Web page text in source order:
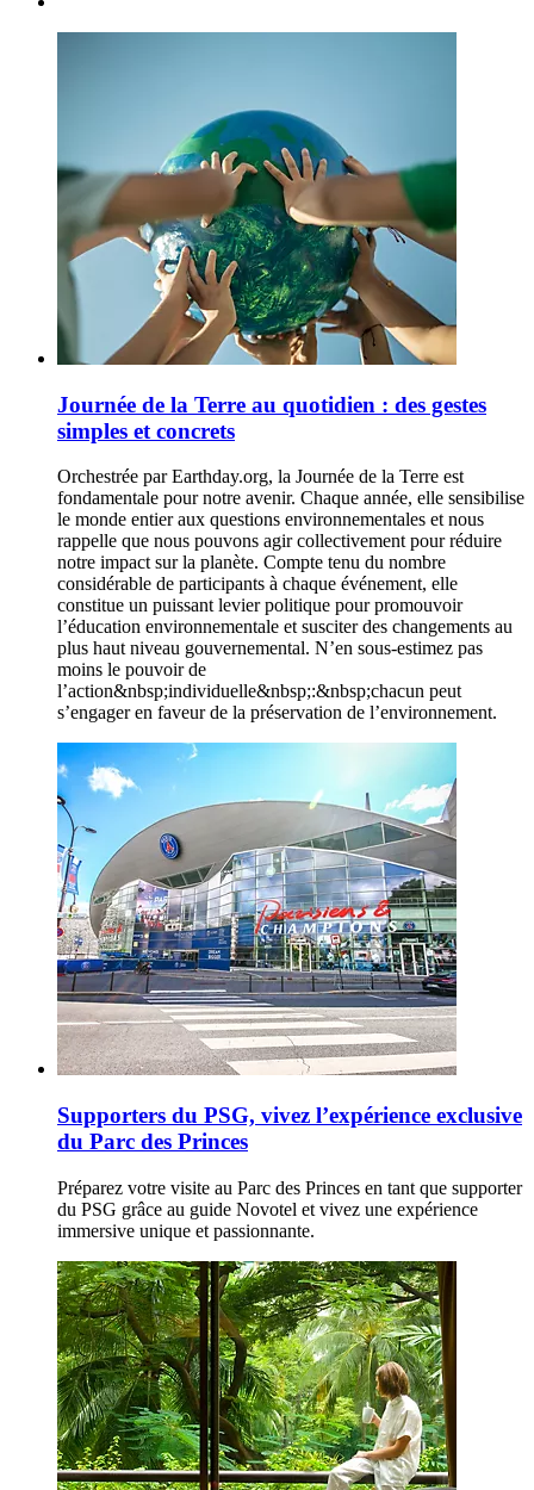
Journée de la Terre au quotidien : des gestes
simples et concrets
Orchestrée par Earthday.org, la Journée de la Terre est
fondamentale pour notre avenir. Chaque année, elle sensibilise
le monde entier aux questions environnementales et nous
rappelle que nous pouvons agir collectivement pour réduire
notre impact sur la planète. Compte tenu du nombre
considérable de participants à chaque événement, elle
constitue un puissant levier politique pour promouvoir
l’éducation environnementale et susciter des changements au
plus haut niveau gouvernemental. N’en sous-estimez pas
moins le pouvoir de
l’action&nbsp;individuelle&nbsp;:&nbsp;chacun peut
s’engager en faveur de la préservation de l’environnement.
Supporters du PSG, vivez l’expérience exclusive
du Parc des Princes
Préparez votre visite au Parc des Princes en tant que supporter
du PSG grâce au guide Novotel et vivez une expérience
immersive unique et passionnante.